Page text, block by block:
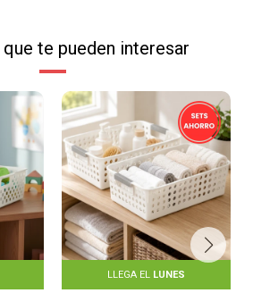
te pueden interesar
LLEGA EL LUNES